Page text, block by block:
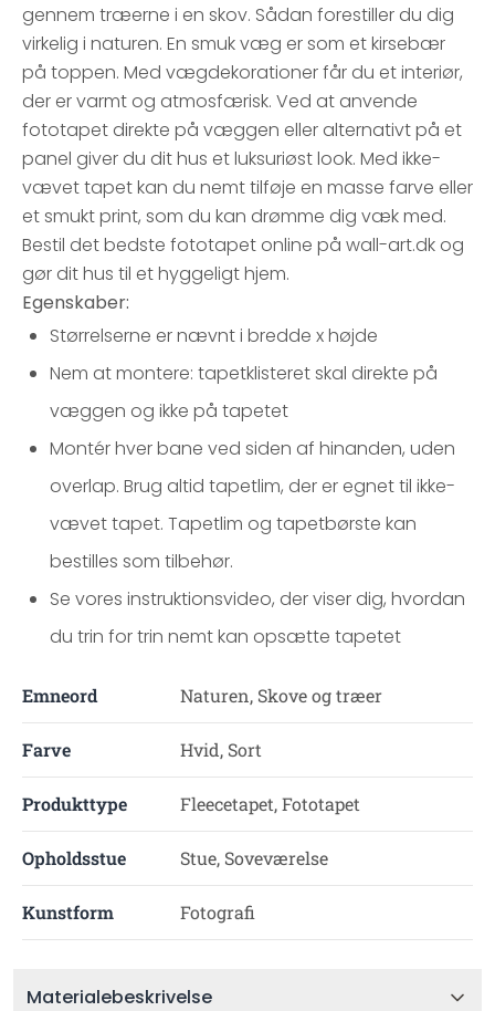
gennem træerne i en skov. Sådan forestiller du dig
virkelig i naturen. En smuk væg er som et kirsebær
på toppen. Med vægdekorationer får du et interiør,
der er varmt og atmosfærisk. Ved at anvende
fototapet direkte på væggen eller alternativt på et
panel giver du dit hus et luksuriøst look. Med ikke-
vævet tapet kan du nemt tilføje en masse farve eller
et smukt print, som du kan drømme dig væk med.
Bestil det bedste fototapet online på wall-art.dk og
gør dit hus til et hyggeligt hjem.
Egenskaber:
Størrelserne er nævnt i bredde x højde
Nem at montere: tapetklisteret skal direkte på
væggen og ikke på tapetet
Montér hver bane ved siden af hinanden, uden
overlap. Brug altid tapetlim, der er egnet til ikke-
vævet tapet. Tapetlim og tapetbørste kan
bestilles som tilbehør.
Se vores instruktionsvideo, der viser dig, hvordan
du trin for trin nemt kan opsætte tapetet
Emneord Naturen, Skove og træer
Farve Hvid, Sort
Produkttype Fleecetapet, Fototapet
Opholdsstue Stue, Soveværelse
Kunstform Fotografi
Materialebeskrivelse